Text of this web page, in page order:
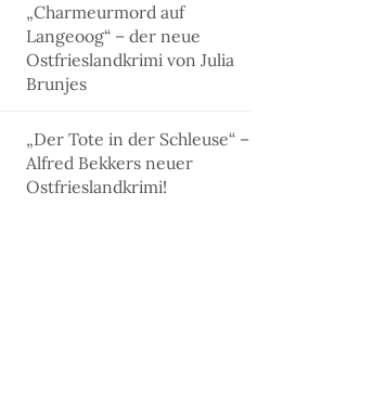
„Charmeurmord auf
Langeoog“ – der neue
Ostfrieslandkrimi von Julia
Brunjes
„Der Tote in der Schleuse“ –
Alfred Bekkers neuer
Ostfrieslandkrimi!